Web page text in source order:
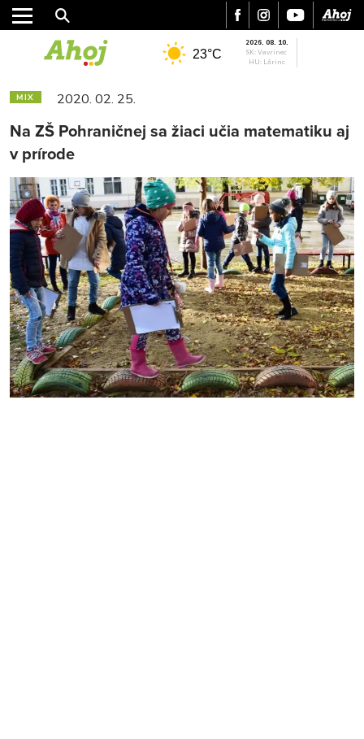
23°C
2026. 08. 10.
SK: Vavrinec
HU: Lőrinc
MIX 2020. 02. 25.
Na ZŠ Pohraničnej sa žiaci učia matematiku aj
v prírode